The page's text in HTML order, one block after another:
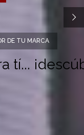
DE TU MARCA
tí...